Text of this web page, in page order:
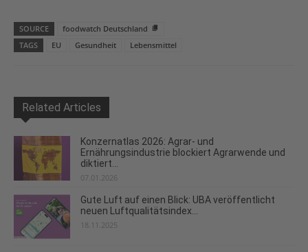
SOURCE
foodwatch Deutschland
TAGS
EU Gesundheit Lebensmittel
Related Articles
Konzernatlas 2026: Agrar- und
Ernährungsindustrie blockiert Agrarwende und
diktiert...
07.01.2026
Gute Luft auf einen Blick: UBA veröffentlicht
neuen Luftqualitätsindex...
18.11.2025